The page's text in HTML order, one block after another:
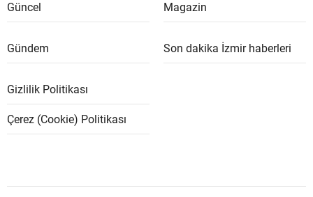
Güncel Magazin
Gündem Son dakika İzmir haberleri
Gizlilik Politikası
Çerez (Cookie) Politikası